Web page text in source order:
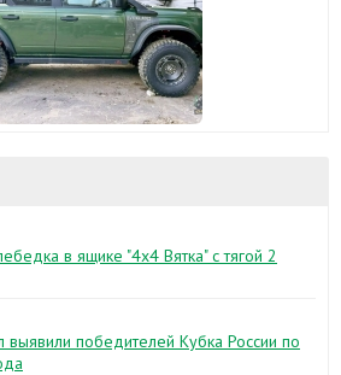
в ящике "4х4 Вятка" с тягой 2
победителей Кубка России по